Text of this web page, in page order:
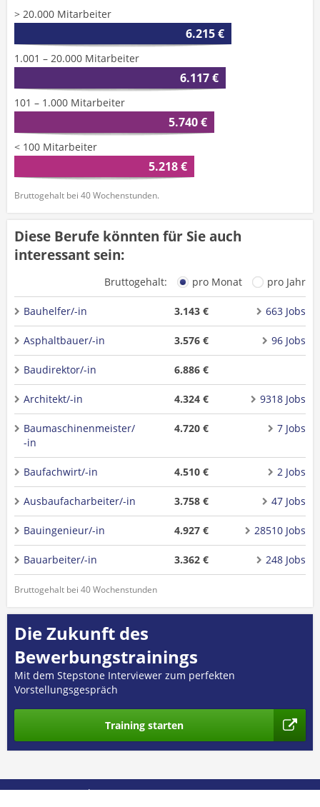
> 20.000 Mitarbeiter
6.215 €
1.001 – 20.000 Mitarbeiter
6.117 €
101 – 1.000 Mitarbeiter
5.740 €
< 100 Mitarbeiter
5.218 €
Bruttogehalt bei 40 Wochenstunden.
Diese Berufe könnten für Sie auch
interessant sein:
Bruttogehalt: pro Monat pro Jahr
Bauhelfer/-in 3.143 € 663 Jobs
Asphaltbauer/-in 3.576 € 96 Jobs
Baudirektor/-in 6.886 €
Architekt/-in 4.324 € 9318 Jobs
Baumaschinenmeister/
-in
4.720 € 7 Jobs
Baufachwirt/-in 4.510 € 2 Jobs
Ausbaufacharbeiter/-in 3.758 € 47 Jobs
Bauingenieur/-in 4.927 € 28510 Jobs
Bauarbeiter/-in 3.362 € 248 Jobs
Bruttogehalt bei 40 Wochenstunden
Die Zukunft des
Bewerbungstrainings
Mit dem Stepstone Interviewer zum perfekten
Vorstellungsgespräch
Training starten
© 2026 GEHALT.de